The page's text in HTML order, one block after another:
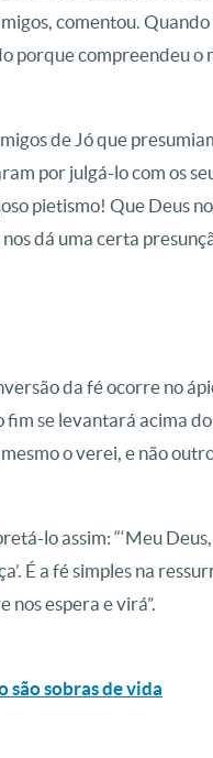
comentou.
porque compreendeu
de Jó que
por julgá-lo com os
pietismo! Que Deus
dá uma certa
da fé ocorre no
se levantará acima
o verei, e não
lo assim: “‘Meu
É a fé simples na
nos espera e virá”.
são sobras de vida